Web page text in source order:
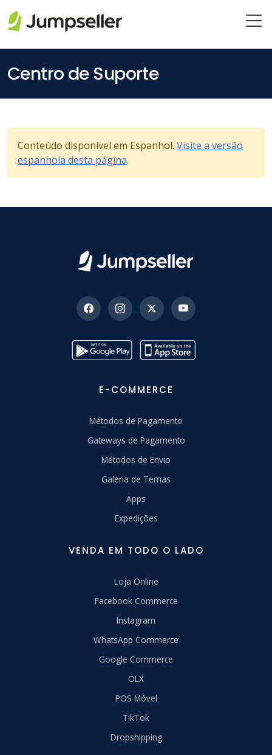
Centro de Suporte
Conteúdo disponível em Espanhol. Visite a versão
espanhola desta página.
E-COMMERCE
Métodos de Pagamento
Gateways de Pagamento
Métodos de Envio
Galeria de Temas
Apps
Expedições
VENDA EM TODO O LADO
Loja Online
Facebook Commerce
Instagram
WhatsApp Commerce
Google Commerce
OLX
POS Móvel
TikTok
Dropshipping